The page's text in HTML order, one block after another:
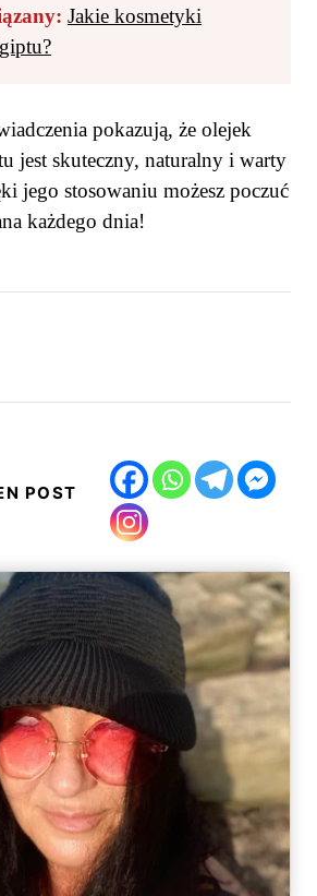
Jakie kosmetyki
pokazują, że olejek
jest skuteczny, naturalny i warty
jego stosowaniu możesz poczuć
każdego dnia!
POST